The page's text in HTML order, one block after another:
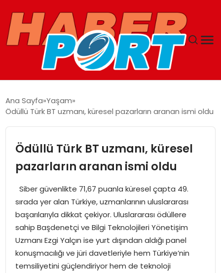
YAŞAM
SAĞLIK
MAGAZIN
Ana Sayfa Yaşam
Ödüllü Türk BT uzmanı, küresel pazarların aranan ismi oldu
Ödüllü Türk BT uzmanı, küresel
pazarların aranan ismi oldu
Siber güvenlikte 71,67 puanla küresel çapta 49.
sırada yer alan Türkiye, uzmanlarının uluslararası
başarılarıyla dikkat çekiyor. Uluslararası ödüllere
sahip Başdenetçi ve Bilgi Teknolojileri Yönetişim
Uzmanı Ezgi Yalçın ise yurt dışından aldığı panel
konuşmacılığı ve jüri davetleriyle hem Türkiye’nin
temsiliyetini güçlendiriyor hem de teknoloji